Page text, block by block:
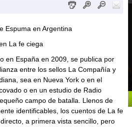
Espuma en Argentina
La fe ciega
en España en 2009, se publica por
entre los sellos La Compañía y
sea en Nueva York o en el
o en un estudio de Radio
campo de batalla. Llenos de
identificables, los cuentos de La fe
a primera vista sencillo, pero